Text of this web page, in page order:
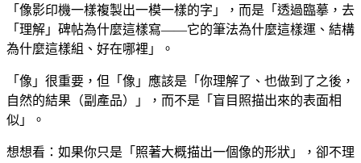
「像影印機一樣複製出一模一樣的字」，而是「透過臨摹，去
「理解」碑帖為什麼這樣寫——它的筆法為什麼這樣運、結構
為什麼這樣組、好在哪裡」。
「像」很重要，但「像」應該是「你理解了、也做到了之後，
自然的結果（副產品）」，而不是「盲目照描出來的表面相
似」。
想想看：如果你只是「照著大概描出一個像的形狀」，卻不理